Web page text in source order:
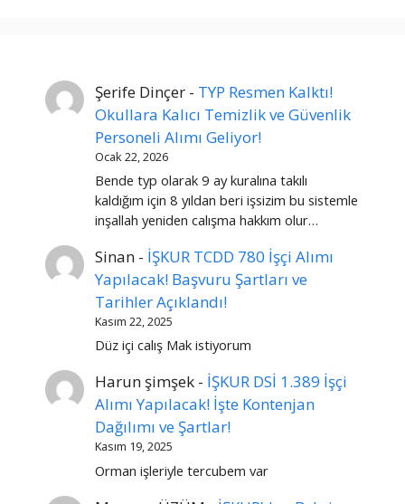
Şerife Dinçer - TYP Resmen Kalktı!
Okullara Kalıcı Temizlik ve Güvenlik
Personeli Alımı Geliyor!
Ocak 22, 2026
Bende typ olarak 9 ay kuralına takılı
kaldığım için 8 yıldan beri işsizim bu sistemle
inşallah yeniden calışma hakkım olur…
Sinan - İŞKUR TCDD 780 İşçi Alımı
Yapılacak! Başvuru Şartları ve
Tarihler Açıklandı!
Kasım 22, 2025
Düz içi calış Mak istiyorum
Harun şimşek - İŞKUR DSİ 1.389 İşçi
Alımı Yapılacak! İşte Kontenjan
Dağılımı ve Şartlar!
Kasım 19, 2025
Orman işleriyle tercubem var